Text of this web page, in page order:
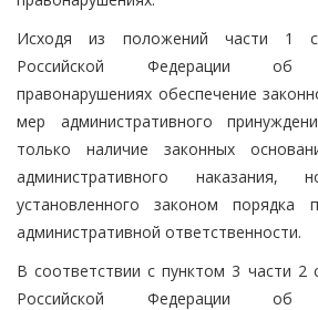
Исходя из положений части 1
Российской Федерации об
правонарушениях обеспечение
мер административного
только наличие законных
административного
установленного законом порядка
административной ответственности.
В соответствии с пунктом 3 части 2
Российской Федерации об